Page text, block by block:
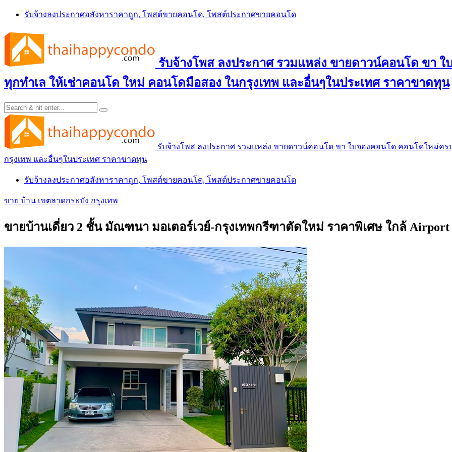
Skip
content
รับจ้างลงประกาศอสังหาราคาถูก, โพสต์ขายคอนโด, โพสต์ประกาศขายคอนโด
รับจ้างโพส ลงประกาศ รวมแหล่ง ขายดาวน์คอนโด ขา
ทุกทำเล ให้เช่าคอนโด ใหม่ คอนโดมือสอง ในกรุงเทพ และอื่นๆในประเทศ ราคาขาดทุน
รับจ้างโพส ลงประกาศ รวมแหล่ง ขายดาวน์คอนโด ขา ใบจองคอนโด คอนโดใหม่ค
กรุงเทพ และอื่นๆในประเทศ ราคาขาดทุน
รับจ้างลงประกาศอสังหาราคาถูก, โพสต์ขายคอนโด, โพสต์ประกาศขายคอนโด
ขาย บ้าน เขตลาดกระบัง กรุงเทพ
ขายบ้านเดี่ยว 2 ชั้น มัณฑนา มอเตอร์เวย์-กรุงเทพกรีฑาตัดใหม่ ราคาพิเศษ ใกล้ Airport